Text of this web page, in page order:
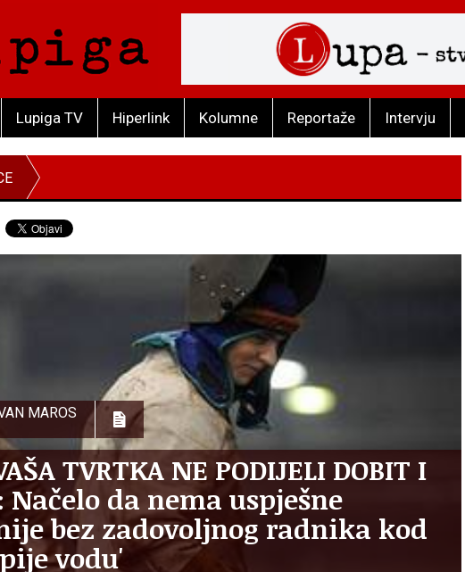
Lupiga TV Hiperlink Kolumne Reportaže Intervju
MAROS
TVRTKA NE PODIJELI DOBIT I
Načelo da nema uspješne
bez zadovoljnog radnika kod
vodu'